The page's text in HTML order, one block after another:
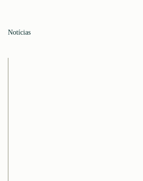
Notícias